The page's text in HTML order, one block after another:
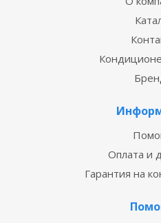
Оплата и
Гарантия на